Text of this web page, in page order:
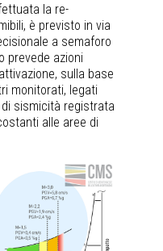
la re-
è previsto in via
a semaforo
prevede azioni
sulla base
monitorati, legati
sismicità registrata
alle aree di